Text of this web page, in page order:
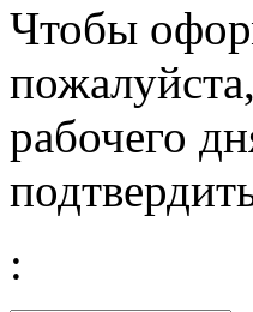
Чтобы
рабочего
: